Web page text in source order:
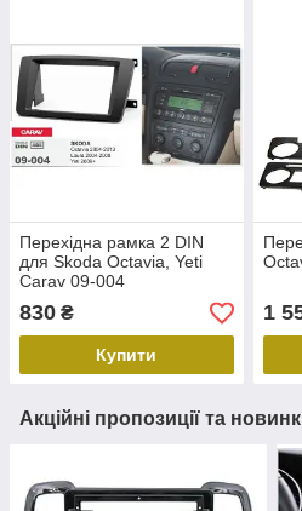
Перехідна рамка 2 DIN
для Skoda Octavia, Yeti
Carav 09-004
830 ₴
Купити
1
Акційні пропозиції та